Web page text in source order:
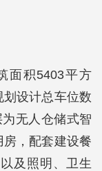
面积5403平方
设计总车位数
无人仓储式智
，配套建设餐
及照明、卫生